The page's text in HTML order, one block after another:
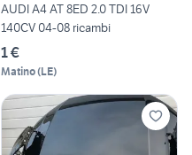
AUDI A4 AT 8ED 2.0 TDI 16V
140CV 04-08 ricambi
1 €
Matino(LE)